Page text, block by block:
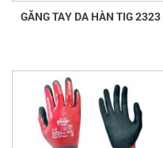
GĂNG TAY DA HÀN TIG 2323